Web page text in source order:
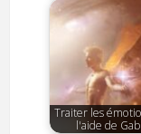
Traiter les
l'aide de